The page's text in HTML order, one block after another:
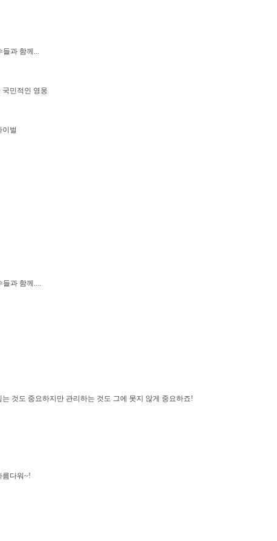
들과 함께...
국민적인 영웅
이벌
들과 함께....
는 것도 중요하지만 관리하는 것도 그에 못지 않게 중요하죠!
름다워~!